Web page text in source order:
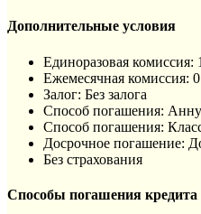
Дополнительные условия
Единоразовая комиссия:
Ежемесячная комиссия:
Залог: Без залога
Способ погашения:
Способ погашения:
Досрочное погашение:
Без страхования
Способы погашения кредита